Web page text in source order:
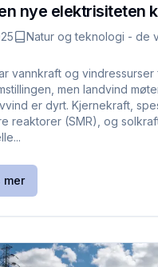
nye elektrisiteten
Natur og teknologi - de
vannkraft og vindressurser
men landvind
er dyrt. Kjernekraft,
reaktorer (SMR), og
mer